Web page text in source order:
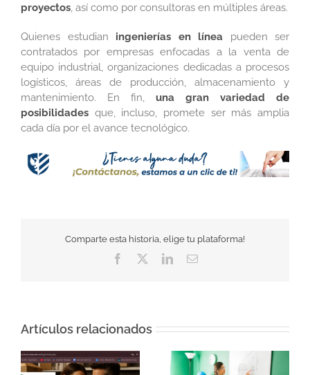
proyectos, así como por consultoras en múltiples áreas.
Quienes estudian ingenierías en línea pueden ser
contratados por empresas enfocadas a la venta de
equipo industrial, organizaciones dedicadas a procesos
logísticos, áreas de producción, almacenamiento y
mantenimiento. En fin, una gran variedad de
posibilidades que, incluso, promete ser más amplia
cada día por el avance tecnológico.
Comparte esta historia, elige tu plataforma!
Facebook
TwitterLinkedInCorreo
Artículos relacionados